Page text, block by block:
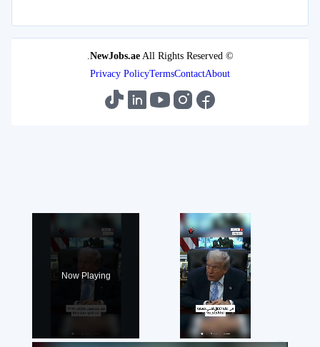
©
NewJobs.aeAll Rights Reserved.
About
Contact
Terms
Privacy Policy
×
Now Playing